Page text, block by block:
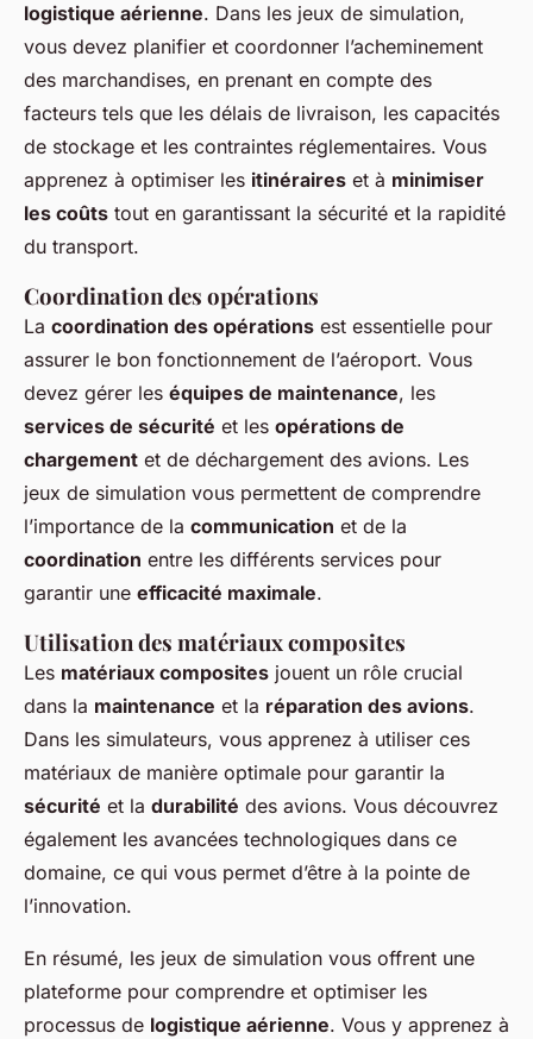
logistique aérienne. Dans les jeux de simulation,
vous devez planifier et coordonner l’acheminement
des marchandises, en prenant en compte des
facteurs tels que les délais de livraison, les capacités
de stockage et les contraintes réglementaires. Vous
apprenez à optimiser les itinéraires et à minimiser
les coûts tout en garantissant la sécurité et la rapidité
du transport.
Coordination des opérations
La coordination des opérations est essentielle pour
assurer le bon fonctionnement de l’aéroport. Vous
devez gérer les équipes de maintenance, les
services de sécurité et les opérations de
chargement et de déchargement des avions. Les
jeux de simulation vous permettent de comprendre
l’importance de la communication et de la
coordination entre les différents services pour
garantir une efficacité maximale.
Utilisation des matériaux composites
Les matériaux composites jouent un rôle crucial
dans la maintenance et la réparation des avions.
Dans les simulateurs, vous apprenez à utiliser ces
matériaux de manière optimale pour garantir la
sécurité et la durabilité des avions. Vous découvrez
également les avancées technologiques dans ce
domaine, ce qui vous permet d’être à la pointe de
l’innovation.
En résumé, les jeux de simulation vous offrent une
plateforme pour comprendre et optimiser les
processus de logistique aérienne. Vous y apprenez à